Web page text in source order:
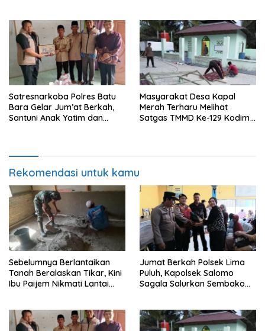
0208/Asahan
Satresnarkoba Polres Batu
Bara Gelar Jum’at Berkah,
Santuni Anak Yatim dan
Masyarakat Desa Kapal
Merah Terharu Melihat
Satgas TMMD Ke-129 Kodim
Rekomendasi untuk kamu
Sebelumnya Berlantaikan
Tanah Beralaskan Tikar, Kini
Ibu Paijem Nikmati Lantai
0208/Asahan
Jumat Berkah Polsek Lima
Puluh, Kapolsek Salomo
Sagala Salurkan Sembako